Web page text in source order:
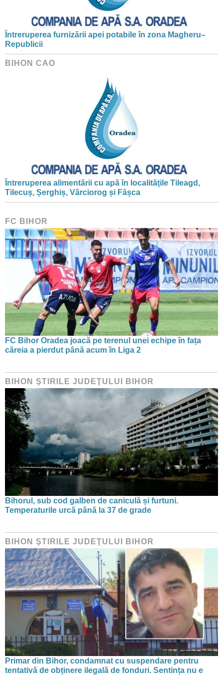
Întreruperea furnizării apei potabile în zona Magheru–
Republicii
BIHON CAO
Întreruperea alimentării cu apă în localitățile Tileagd,
Tilecuș, Șerghiș, Vârciorog și Fâșca
FC BIHOR
FC Bihor Oradea joacă pe terenul unei echipe în fața
căreia a pierdut până acum în Liga 2
BIHON ŞTIRILE JUDEŢULUI BIHOR
Bihorul, sub cod galben de caniculă și furtuni.
Temperaturile urcă până la 37 de grade
BIHON ŞTIRILE JUDEŢULUI BIHOR
Primar din Bihor, condamnat cu suspendare pentru
tentativă de obținere ilegală de fonduri. Sentința nu e